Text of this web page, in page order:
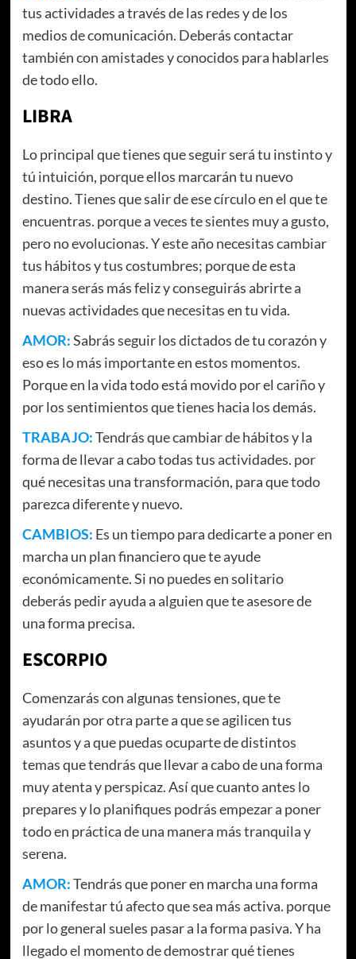
tus actividades a través de las redes y de los
medios de comunicación. Deberás contactar
también con amistades y conocidos para hablarles
de todo ello.
LIBRA
Lo principal que tienes que seguir será tu instinto y
tú intuición, porque ellos marcarán tu nuevo
destino. Tienes que salir de ese círculo en el que te
encuentras. porque a veces te sientes muy a gusto,
pero no evolucionas. Y este año necesitas cambiar
tus hábitos y tus costumbres; porque de esta
manera serás más feliz y conseguirás abrirte a
nuevas actividades que necesitas en tu vida.
AMOR:Sabrás seguir los dictados de tu corazón y
eso es lo más importante en estos momentos.
Porque en la vida todo está movido por el cariño y
por los sentimientos que tienes hacia los demás.
TRABAJO:Tendrás que cambiar de hábitos y la
forma de llevar a cabo todas tus actividades. por
qué necesitas una transformación, para que todo
parezca diferente y nuevo.
CAMBIOS: Es un tiempo para dedicarte a poner en
marcha un plan financiero que te ayude
económicamente. Si no puedes en solitario
deberás pedir ayuda a alguien que te asesore de
una forma precisa.
ESCORPIO
Comenzarás con algunas tensiones, que te
ayudarán por otra parte a que se agilicen tus
asuntos y a que puedas ocuparte de distintos
temas que tendrás que llevar a cabo de una forma
muy atenta y perspicaz. Así que cuanto antes lo
prepares y lo planifiques podrás empezar a poner
todo en práctica de una manera más tranquila y
serena.
AMOR:Tendrás que poner en marcha una forma
de manifestar tú afecto que sea más activa. porque
por lo general sueles pasar a la forma pasiva. Y ha
llegado el momento de demostrar qué tienes